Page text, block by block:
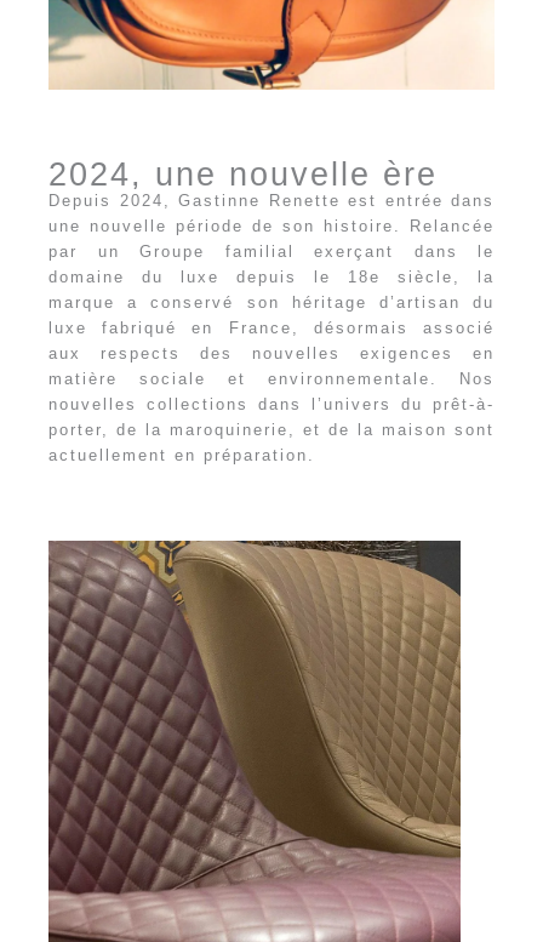
2024, une nouvelle ère
Depuis 2024, Gastinne Renette est entrée dans
une nouvelle période de son histoire. Relancée
par un Groupe familial exerçant dans le
domaine du luxe depuis le 18e siècle, la
marque a conservé son héritage d’artisan du
luxe fabriqué en France, désormais associé
aux respects des nouvelles exigences en
matière sociale et environnementale. Nos
nouvelles collections dans l’univers du prêt-à-
porter, de la maroquinerie, et de la maison sont
actuellement en préparation.